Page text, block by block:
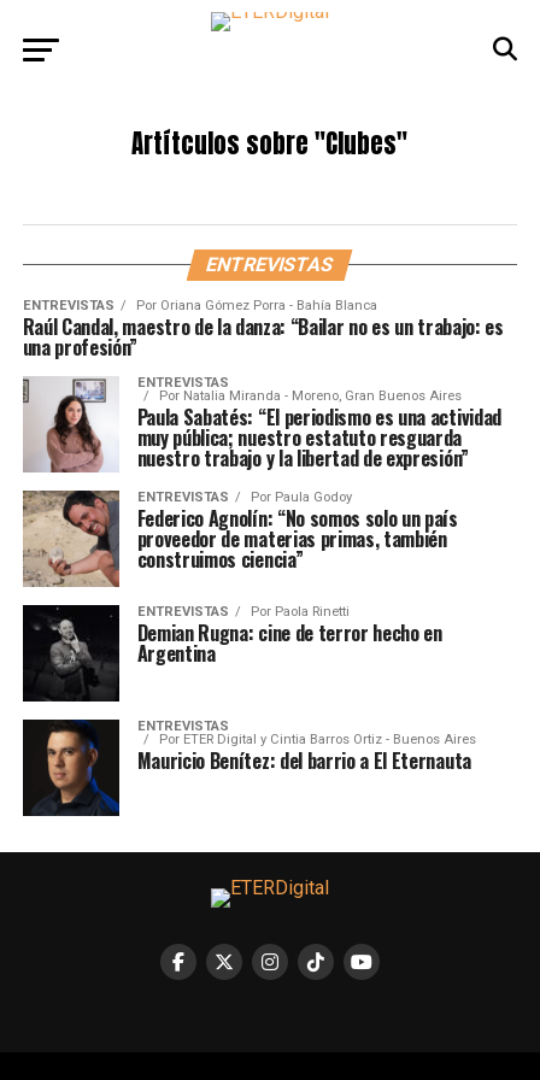
Artítculos sobre"Clubes"
ENTREVISTAS
ENTREVISTAS Por Oriana Gómez Porra - Bahía Blanca
Raúl Candal, maestro de la danza: “Bailar no es un trabajo: es
una profesión”
ENTREVISTAS
Por Natalia Miranda - Moreno, Gran Buenos Aires
Paula Sabatés: “El periodismo es una actividad
muy pública; nuestro estatuto resguarda
nuestro trabajo y la libertad de expresión”
ENTREVISTAS Por Paula Godoy
Federico Agnolín: “No somos solo un país
proveedor de materias primas, también
construimos ciencia”
ENTREVISTAS Por Paola Rinetti
Demian Rugna: cine de terror hecho en
Argentina
ENTREVISTAS
Por ETER Digital y Cintia Barros Ortiz - Buenos Aires
Mauricio Benítez: del barrio a El Eternauta